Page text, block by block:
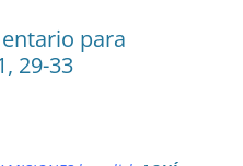
para
29-33